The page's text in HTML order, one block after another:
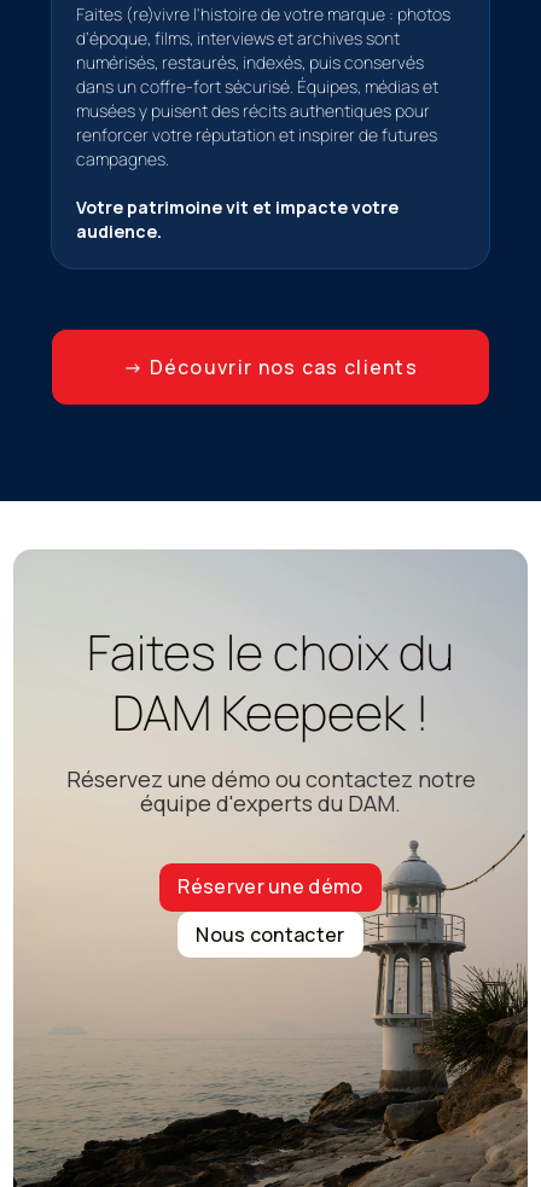
Faites (re)vivre l'histoire de votre marque : photos
d’époque, films, interviews et archives sont
numérisés, restaurés, indexés, puis conservés
dans un coffre-fort sécurisé. Équipes, médias et
musées y puisent des récits authentiques pour
renforcer votre réputation et inspirer de futures
campagnes.
Votre patrimoine vit et impacte votre
audience.
→ Découvrir nos cas clients
Faites le choix du
DAM Keepeek !
Réservez une démo ou contactez notre
équipe d'experts du DAM.
Réserver une démo
Nous contacter